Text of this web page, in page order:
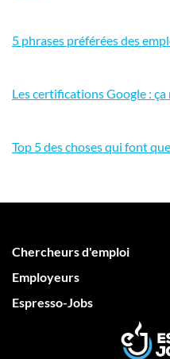
5 phrases préférées des
Les certifications Google :
Top 5 des choses qui font
Chercheurs d'emploi
Employeurs
Espresso-Jobs